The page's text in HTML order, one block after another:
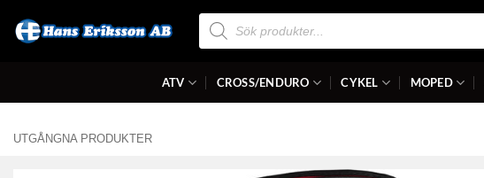
Produktsökning
ATV CROSS/ENDURO CYKEL MOPED
UTGÅNGNA PRODUKTER